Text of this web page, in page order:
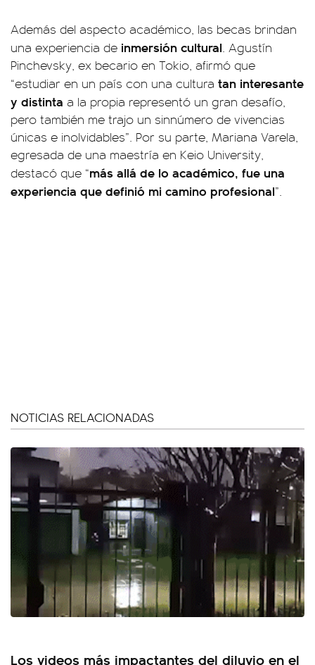
Además del aspecto académico, las becas brindan
una experiencia de inmersión cultural. Agustín
Pinchevsky, ex becario en Tokio, afirmó que
“estudiar en un país con una cultura tan interesante
y distinta a la propia representó un gran desafío,
pero también me trajo un sinnúmero de vivencias
únicas e inolvidables”. Por su parte, Mariana Varela,
egresada de una maestría en Keio University,
destacó que “más allá de lo académico, fue una
experiencia que definió mi camino profesional”.
NOTICIAS RELACIONADAS
Los videos más impactantes del diluvio en el